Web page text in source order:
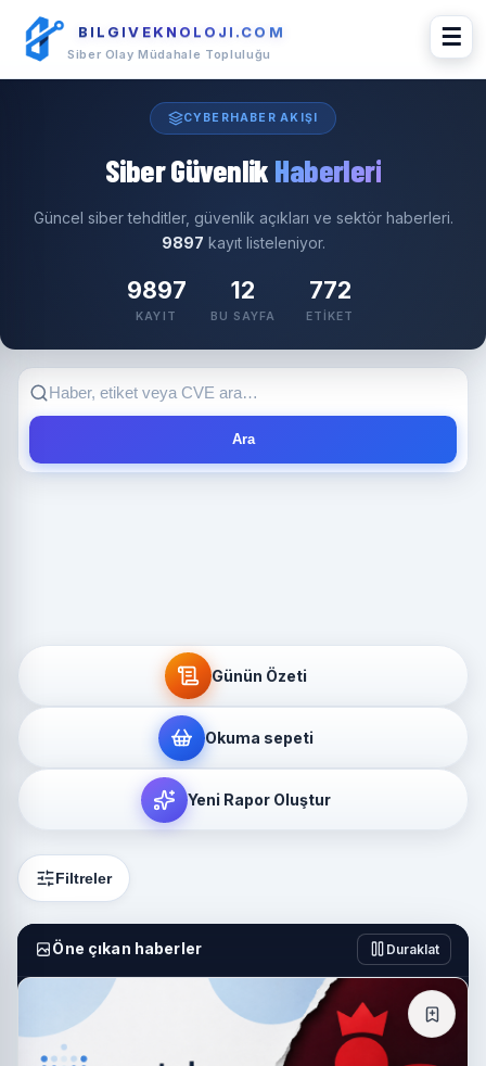
BILGIVEKNOLOJI.COM
Siber Olay Müdahale Topluluğu
☰
CYBERHABER AKIŞI
Siber Güvenlik Haberleri
Güncel siber tehditler, güvenlik açıkları ve sektör haberleri.
9897 kayıt listeleniyor.
9897
KAYIT
12
BU SAYFA
772
ETIKET
Ara
Günün Özeti
Okuma sepeti
Yeni Rapor Oluştur
Filtreler
Öne çıkan haberler Duraklat